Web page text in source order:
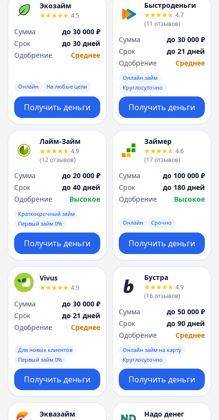
Экозайм
4.5
Сумма
до 30 000 ₽
Срок
до 30 дней
Одобрение
Среднее
Онлайн На любые цели
Получить деньги
Быстроденьги
4.7
(11 отзывов)
Сумма
до 30 000 ₽
Срок
до 21 дней
Одобрение
Среднее
Онлайн займ
Круглосуточно
Получить деньги
Лайм-Займ
4.9
(12отзывов)
Сумма
до 20 000 ₽
Срок
до 40 дней
Одобрение
Высокое
Краткосрочный займ
Первый займ 0%
Получить деньги
Займер
4.6
(17отзывов)
Сумма
до 100 000 ₽
Срок
до 180 дней
Одобрение
Высокое
Онлайн Срочно
Получить деньги
Vivus
4.9
Сумма
до 30 000 ₽
Срок
до 21 дней
Одобрение
Среднее
Для новых клиентов
Первый займ 0%
Получить деньги
Бустра
4.9
(16отзывов)
Сумма
до 50 000 ₽
Срок
до 90 дней
Одобрение
Среднее
Онлайн займ на карту
Круглосуточно
Получить деньги
Эквазайм Надо денег